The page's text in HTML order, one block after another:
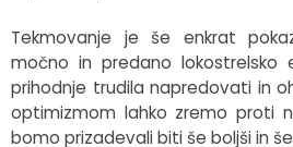
Tekmovanje je še enkrat
močno in predano
prihodnje trudila napredovati in
optimizmom lahko zremo proti
bomo prizadevali biti še boljši in